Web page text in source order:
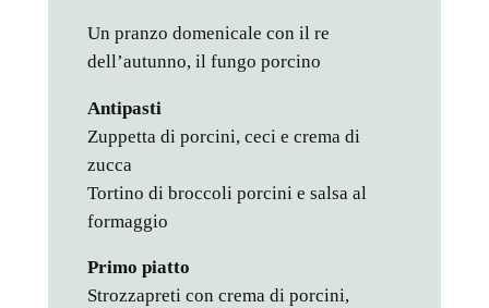
Un pranzo domenicale con il re
dell’autunno, il fungo porcino
Antipasti
Zuppetta di porcini, ceci e crema di
zucca
Tortino di broccoli porcini e salsa al
formaggio
Primo piatto
Strozzapreti con crema di porcini,